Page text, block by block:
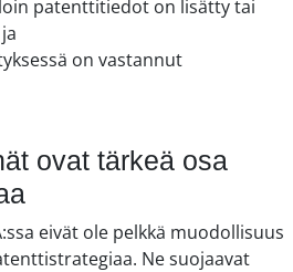
patenttitiedot on lisätty tai
on vastannut
ovat tärkeä osa
eivät ole pelkkä muodollisuus
Ne suojaavat